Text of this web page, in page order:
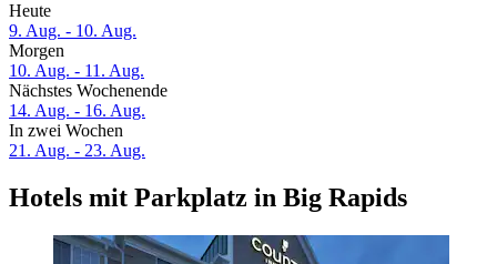
Heute
9. Aug. - 10. Aug.
Morgen
10. Aug. - 11. Aug.
Nächstes Wochenende
14. Aug. - 16. Aug.
In zwei Wochen
21. Aug. - 23. Aug.
Hotels mit Parkplatz in Big Rapids